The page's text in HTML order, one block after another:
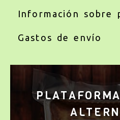
Información sobre
Gastos de envío